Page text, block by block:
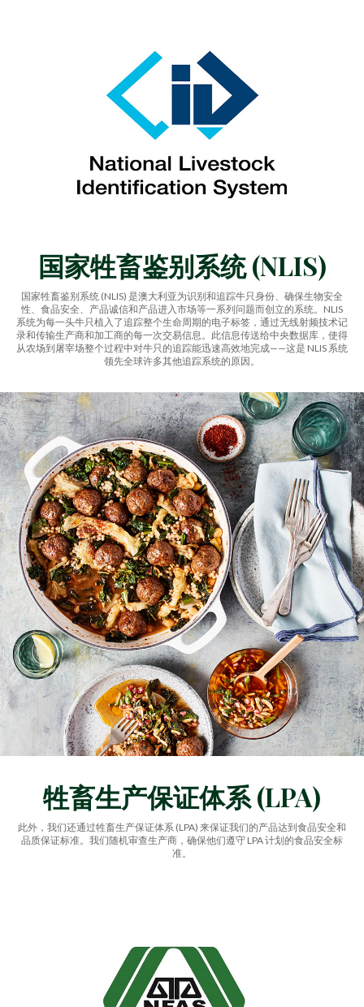
国家牲畜鉴别系统 (NLIS)
国家牲畜鉴别系统 (NLIS) 是澳大利亚为识别和追踪牛只身份、确保生物安全
性、食品安全、产品诚信和产品进入市场等一系列问题而创立的系统。NLIS
系统为每一头牛只植入了追踪整个生命周期的电子标签，通过无线射频技术记
录和传输生产商和加工商的每一次交易信息。此信息传送给中央数据库，使得
从农场到屠宰场整个过程中对牛只的追踪能迅速高效地完成——这是 NLIS 系统
领先全球许多其他追踪系统的原因。
牲畜生产保证体系 (LPA)
此外，我们还通过牲畜生产保证体系 (LPA) 来保证我们的产品达到食品安全和
品质保证标准。我们随机审查生产商，确保他们遵守 LPA 计划的食品安全标
准。